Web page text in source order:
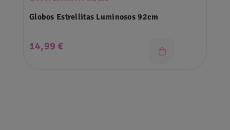
Globos Estrellitas Luminosos 92cm
Precio
14,99 €